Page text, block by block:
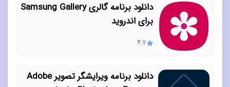
دانلود برنامه گالری Samsung Gallery
برای اندروید
4.7
دانلود برنامه ویرایشگر تصویر Adobe